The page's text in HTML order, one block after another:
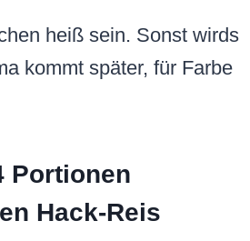
heiß sein. Sonst wirds
kommt später, für Farbe
Portionen
Hack-Reis